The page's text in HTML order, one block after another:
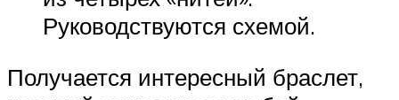
Руководствуются схемой.
Получается интересный браслет,